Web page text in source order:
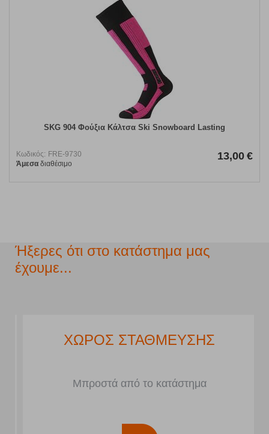
SKG 904 Φούξια Κάλτσα Ski Snowboard Lasting
Κωδικός: FRE-9730
Άμεσα διαθέσιμο
13,00 €
Ήξερες ότι στο κατάστημα μας
έχουμε...
ΧΩΡΟΣ ΣΤΑΘΜΕΥΣΗΣ
Μπροστά από το κατάστημα